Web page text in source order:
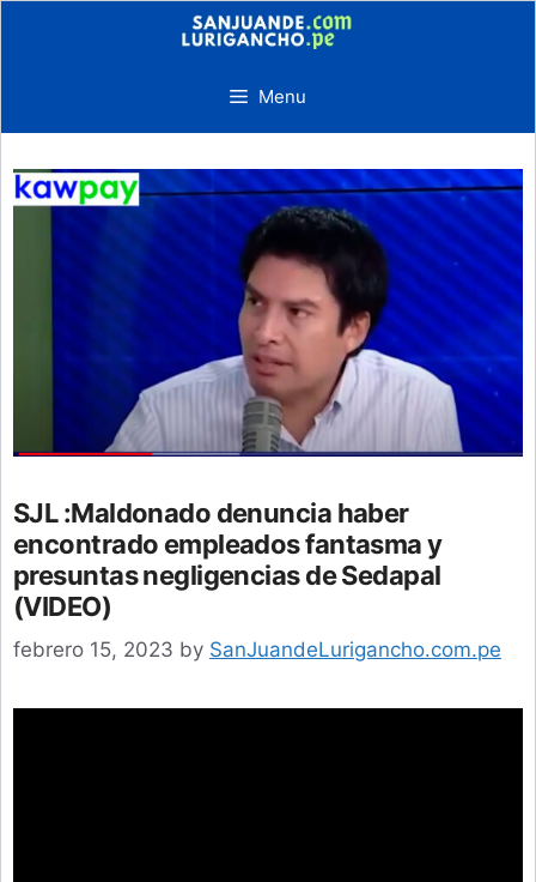
Menu
SJL :Maldonado denuncia haber
encontrado empleados fantasma y
presuntas negligencias de Sedapal
(VIDEO)
febrero 15, 2023 by SanJuandeLurigancho.com.pe